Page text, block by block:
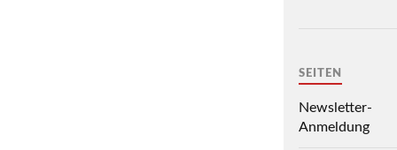
SEITEN
Newsletter-
Anmeldung